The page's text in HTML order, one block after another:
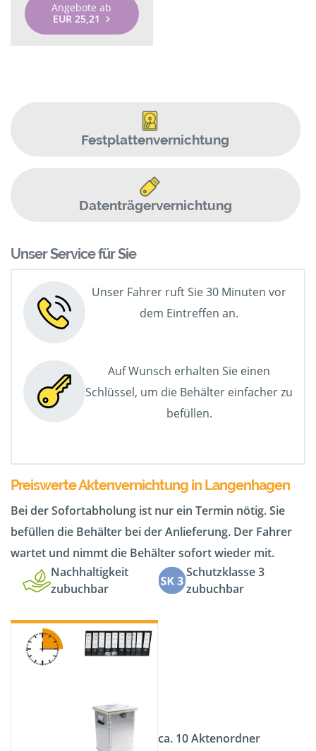
Angebote ab
EUR 25,21
Festplattenvernichtung
Datenträgervernichtung
Unser Service für Sie
Unser Fahrer ruft Sie 30 Minuten vor
dem Eintreffen an.
Auf Wunsch erhalten Sie einen
Schlüssel, um die Behälter einfacher zu
befüllen.
Preiswerte Aktenvernichtung in Langenhagen
Bei der Sofortabholung ist nur ein Termin nötig. Sie
befüllen die Behälter bei der Anlieferung. Der Fahrer
wartet und nimmt die Behälter sofort wieder mit.
Nachhaltigkeit
zubuchbar
Schutzklasse 3
zubuchbar
ca. 10 Aktenordner